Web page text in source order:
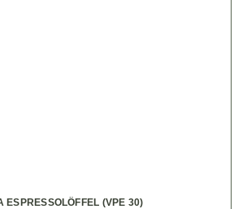
ESPRESSOLÖFFEL (VPE 30)